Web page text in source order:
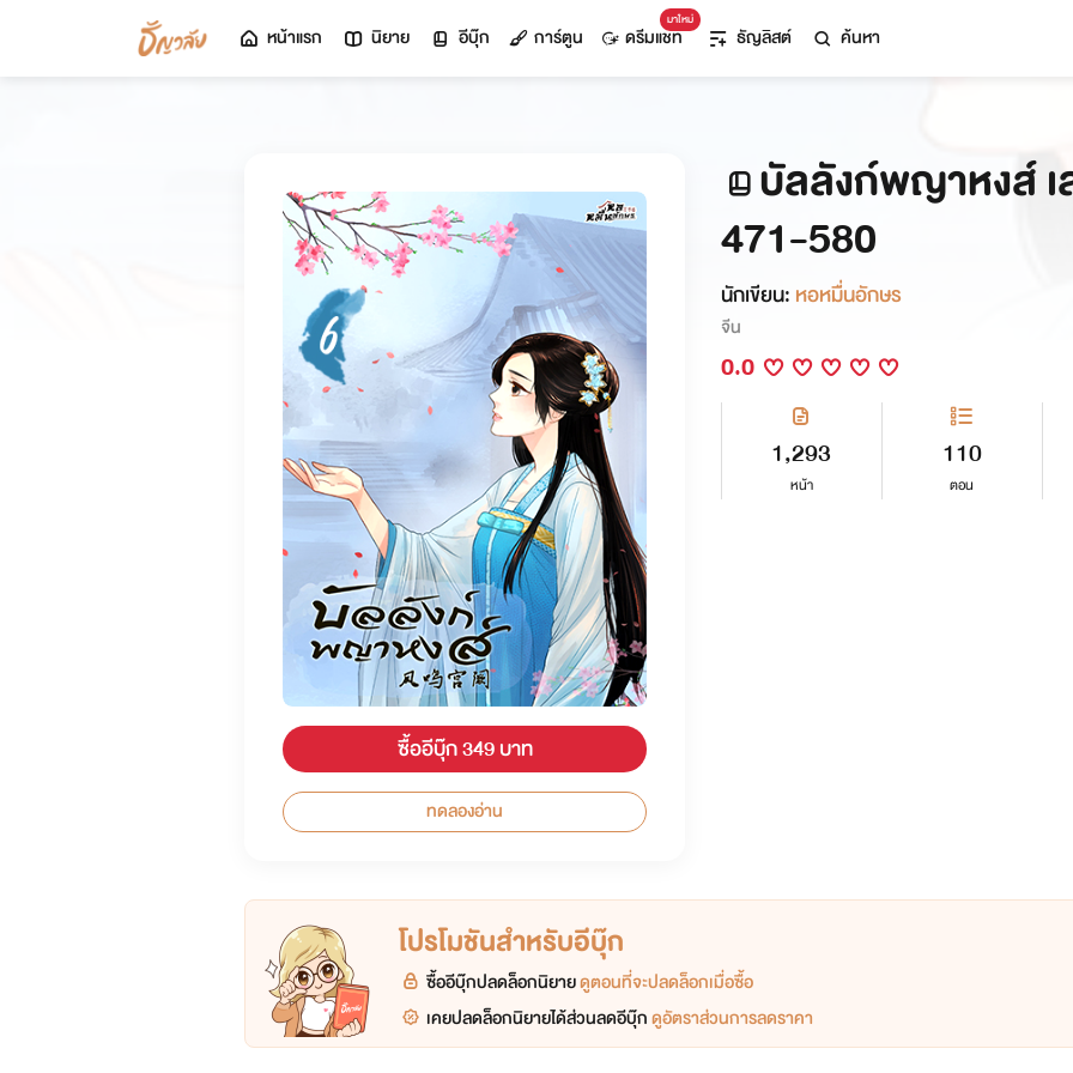
หน้าแรก นิยาย อีบุ๊ก การ์ตูน
มาใหม่
ดรีมแชท ธัญลิสต์ ค้นหา
ซื้ออีบุ๊ก 349 บาท
ทดลองอ่าน
บัลลังก์พญาหงส์
471-580
นักเขียน: หอหมื่นอักษร
จีน
0.0
1,293
หน้า
110
ตอน
โปรโมชันสำหรับอีบุ๊ก
ซื้ออีบุ๊กปลดล็อกนิยายดูตอนที่จะปลดล็อกเมื่อซื้อ
เคยปลดล็อกนิยายได้ส่วนลดอีบุ๊กดูอัตราส่วนการลดราคา